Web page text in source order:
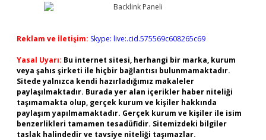
Reklam ve İletişim: Skype: live:.cid.575569c608265c69
Yasal Uyarı: Bu internet sitesi, herhangi bir marka, kurum
veya şahıs şirketi ile hiçbir bağlantısı bulunmamaktadır.
Sitede yalnızca kendi hazırladığımız makaleler
paylaşılmaktadır. Burada yer alan içerikler haber niteliği
taşımamakta olup, gerçek kurum ve kişiler hakkında
paylaşım yapılmamaktadır. Gerçek kurum ve kişiler ile isim
benzerlikleri tamamen tesadüfidir. Sitemizdeki bilgiler
taslak halindedir ve tavsiye niteliği taşımazlar.